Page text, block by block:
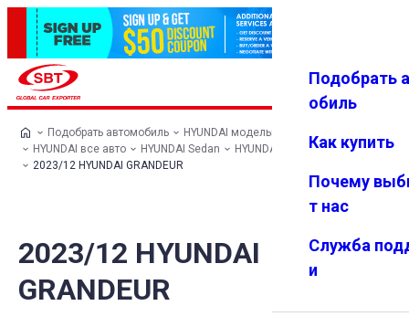
Избранн
Меню
Подобрать
обиль
Как купить
Почему
т нас
Служба
и
Подобрать автомобиль
HYUNDAI модельный ряд
HYUNDAI все авто
HYUNDAI Sedan
HYUNDAI GRANDEUR
2023/12 HYUNDAI GRANDEUR
2023/12 HYUNDAI
GRANDEUR